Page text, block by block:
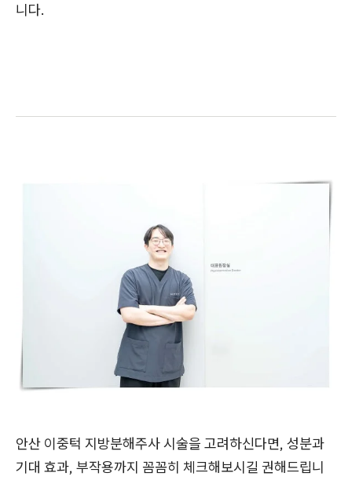
니다.
안산 이중턱 지방분해주사 시술을 고려하신다면, 성분과
기대 효과, 부작용까지 꼼꼼히 체크해보시길 권해드립니